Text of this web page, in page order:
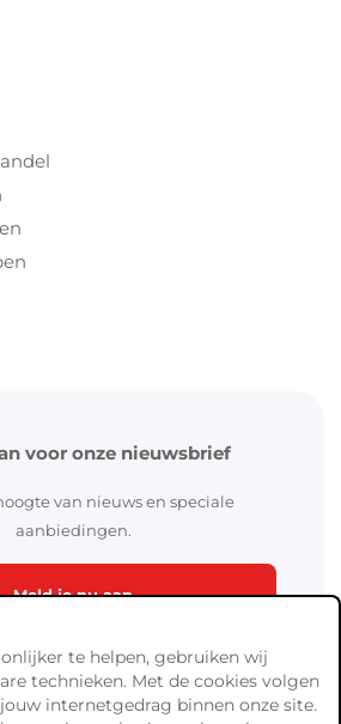
voor onze nieuwsbrief
van nieuws en speciale
aanbiedingen.
Meld je nu aan
te helpen, gebruiken wij
technieken. Met de cookies volgen
internetgedrag binnen onze site.